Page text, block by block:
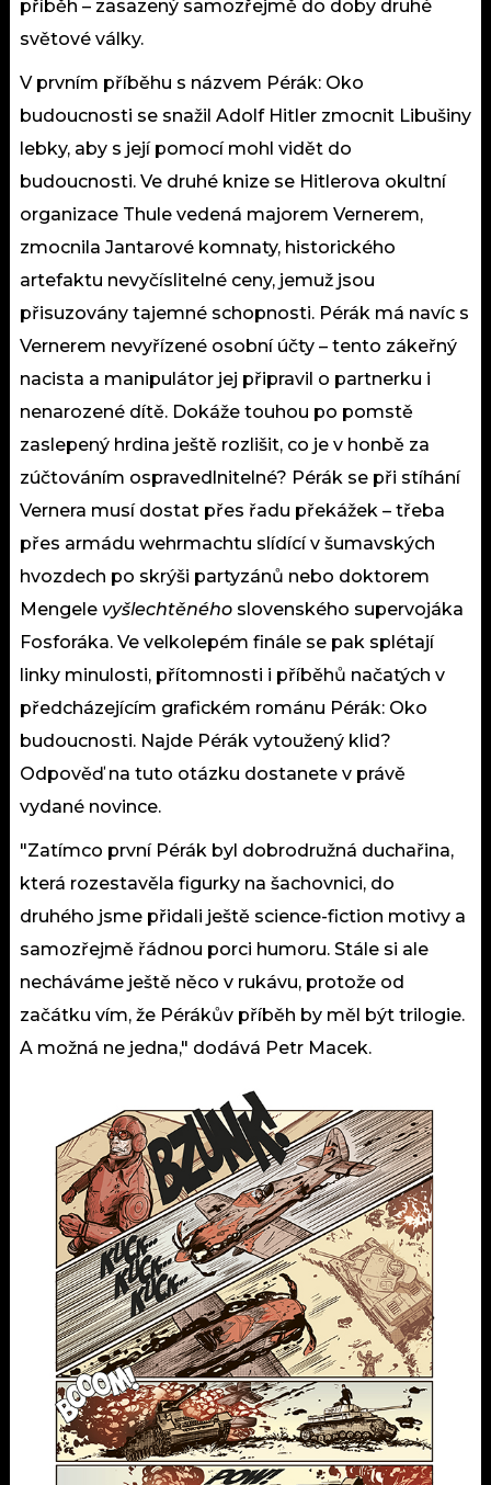
příběh – zasazený samozřejmě do doby druhé
světové války.
V prvním příběhu s názvem Pérák: Oko
budoucnosti se snažil Adolf Hitler zmocnit Libušiny
lebky, aby s její pomocí mohl vidět do
budoucnosti. Ve druhé knize se Hitlerova okultní
organizace Thule vedená majorem Vernerem,
zmocnila Jantarové komnaty, historického
artefaktu nevyčíslitelné ceny, jemuž jsou
přisuzovány tajemné schopnosti. Pérák má navíc s
Vernerem nevyřízené osobní účty – tento zákeřný
nacista a manipulátor jej připravil o partnerku i
nenarozené dítě. Dokáže touhou po pomstě
zaslepený hrdina ještě rozlišit, co je v honbě za
zúčtováním ospravedlnitelné? Pérák se při stíhání
Vernera musí dostat přes řadu překážek – třeba
přes armádu wehrmachtu slídící v šumavských
hvozdech po skrýši partyzánů nebo doktorem
Mengele vyšlechtěného slovenského supervojáka
Fosforáka. Ve velkolepém finále se pak splétají
linky minulosti, přítomnosti i příběhů načatých v
předcházejícím grafickém románu Pérák: Oko
budoucnosti. Najde Pérák vytoužený klid?
Odpověď na tuto otázku dostanete v právě
vydané novince.
"Zatímco první Pérák byl dobrodružná duchařina,
která rozestavěla figurky na šachovnici, do
druhého jsme přidali ještě science-fiction motivy a
samozřejmě řádnou porci humoru. Stále si ale
necháváme ještě něco v rukávu, protože od
začátku vím, že Pérákův příběh by měl být trilogie.
A možná ne jedna," dodává Petr Macek.